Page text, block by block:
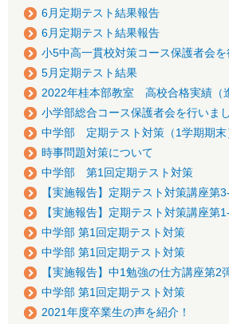
6月定期テスト結果報告
6月定期テスト結果報告
小5中高一貫校対策コース保護者会を
5月定期テスト結果
2022年桂本部教室 高校合格実績（
小学部総合コース保護者会を行いま
中学部 定期テスト対策（1学期期末
時事問題対策について
中学部 第1回定期テスト対策
【実施報告】定期テスト対策講座第
【実施報告】定期テスト対策講座第
中学部 第1回定期テスト対策
中学部 第1回定期テスト対策
【実施報告】中1勉強の仕方講座第2
中学部 第1回定期テスト対策
2021年度卒業生の声を紹介！